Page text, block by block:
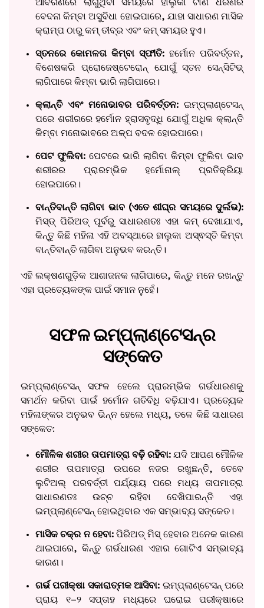
ଆବରଣରେ ଲାଗୁଥିବା ସମୟରେ ହାଲୁକା ଟାଣ ଧରଣର
ବେଦନା କିମ୍ବା ଅସୁବିଧା ହୋଇପାରେ, ଯାହା ସାଧାରଣ ମାସିକ
କ୍ରାମ୍ପ ଠାରୁ କମ୍ ତୀବ୍ର ଏବଂ କମ୍ ସମୟର ହୁଏ।
ସ୍ତନରେ କୋମଳତା କିମ୍ବା ସ୍ଫୀତି: ହର୍ମୋନ ପରିବର୍ତ୍ତନ,
ବିଶେଷକରି ପ୍ରୋଜେଷ୍ଟେରୋନ୍ ଯୋଗୁଁ ସ୍ତନ ସେନ୍ସିଟିଭ୍
ଲାଗିପାରେ କିମ୍ବା ଭାରି ଲାଗିପାରେ।
କ୍ଲାନ୍ତି ଏବଂ ମନୋଭାବର ପରିବର୍ତ୍ତନ: ଇମ୍ପ୍ଲାଣ୍ଟେସନ୍
ପରେ ଶରୀରରେ ହର୍ମୋନ ହ୍ରାସବୃଦ୍ଧି ଯୋଗୁଁ ଅଧିକ କ୍ଲାନ୍ତି
କିମ୍ବା ମନୋଭାବରେ ଅଳ୍ପ ବଦଳ ହୋଇପାରେ।
ପେଟ ଫୁଲିବା: ପେଟରେ ଭାରି ଲାଗିବା କିମ୍ବା ଫୁଲିବା ଭାବ
ଶରୀରର ପ୍ରାରମ୍ଭିକ ହର୍ମୋନାଲ୍ ପ୍ରତିକ୍ରିୟା
ହୋଇପାରେ।
ବାନ୍ତିବାନ୍ତି ଲାଗିବା ଭାବ (ଏତେ ଶୀଘ୍ର ସମୟରେ ଦୁର୍ଲଭ):
ମିସ୍‌ଡ୍ ପିରିଅଡ୍ ପୂର୍ବରୁ ସାଧାରଣତଃ ଏହା କମ୍ ଦେଖାଯାଏ,
କିନ୍ତୁ କିଛି ମହିଳା ଏହି ଅବସ୍ଥାରେ ହାଲୁକା ଅସ୍ଵସ୍ତି କିମ୍ବା
ବାନ୍ତିବାନ୍ତି ଲାଗିବା ଅନୁଭବ କରନ୍ତି।
ଏହି ଲକ୍ଷଣଗୁଡ଼ିକ ଆଶାଜନକ ଲାଗିପାରେ, କିନ୍ତୁ ମନେ ରଖନ୍ତୁ
ଏହା ପ୍ରତ୍ୟେକଙ୍କ ପାଇଁ ସମାନ ନୁହେଁ।
ସଫଳ ଇମ୍ପ୍ଲାଣ୍ଟେସନ୍‌ର
ସଙ୍କେତ
ଇମ୍ପ୍ଲାଣ୍ଟେସନ୍ ସଫଳ ହେଲେ ପ୍ରାରମ୍ଭିକ ଗର୍ଭଧାରଣକୁ
ସମର୍ଥନ କରିବା ପାଇଁ ହର୍ମୋନ ଗତିବିଧି ବଢ଼ିଯାଏ। ପ୍ରତ୍ୟେକ
ମହିଳାଙ୍କର ଅନୁଭବ ଭିନ୍ନ ହେଲେ ମଧ୍ୟ, ତଳେ କିଛି ସାଧାରଣ
ସଙ୍କେତ:
ମୌଳିକ ଶରୀର ତାପମାତ୍ରା ବଢ଼ି ରହିବା: ଯଦି ଆପଣ ମୌଳିକ
ଶରୀର ତାପମାତ୍ରା ଉପରେ ନଜର ରଖୁଛନ୍ତି, ତେବେ
ଲୁଟିଅଲ୍ ପରବର୍ତ୍ତୀ ପର୍ଯ୍ୟାୟ ପରେ ମଧ୍ୟ ତାପମାତ୍ରା
ସାଧାରଣତଃ ଉଚ୍ଚ ରହିବା ଦେଖିପାରନ୍ତି ଏହା
ଇମ୍ପ୍ଲାଣ୍ଟେସନ୍ ହୋଇଥିବାର ଏକ ସମ୍ଭାବ୍ୟ ସଙ୍କେତ।
ମାସିକ ଚକ୍ର ନ ହେବା:ପିରିଅଡ୍ ମିସ୍ ହେବାର ଅନେକ କାରଣ
ଥାଇପାରେ, କିନ୍ତୁ ଗର୍ଭଧାରଣ ଏହାର ଗୋଟିଏ ସମ୍ଭାବ୍ୟ
କାରଣ।
ଗର୍ଭ ପରୀକ୍ଷା ସକାରାତ୍ମକ ଆସିବା: ଇମ୍ପ୍ଲାଣ୍ଟେସନ୍ ପରେ
ପ୍ରାୟ ୧–୨ ସପ୍ତାହ ମଧ୍ୟରେ ଘରୋଇ ପରୀକ୍ଷାରେ